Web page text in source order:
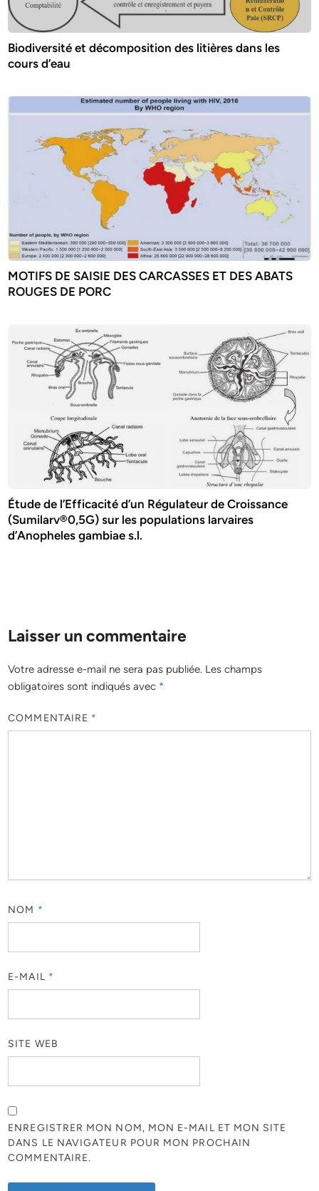
Biodiversité et décomposition des litières dans les
cours d’eau
MOTIFS DE SAISIE DES CARCASSES ET DES ABATS
ROUGES DE PORC
Étude de l’Efficacité d’un Régulateur de Croissance
(Sumilarv®0,5G) sur les populations larvaires
d’Anopheles gambiae s.l.
Laisser un commentaire
Votre adresse e-mail ne sera pas publiée. Les champs
obligatoires sont indiqués avec *
COMMENTAIRE *
NOM *
E-MAIL *
SITE WEB
ENREGISTRER MON NOM, MON E-MAIL ET MON SITE
DANS LE NAVIGATEUR POUR MON PROCHAIN
COMMENTAIRE.